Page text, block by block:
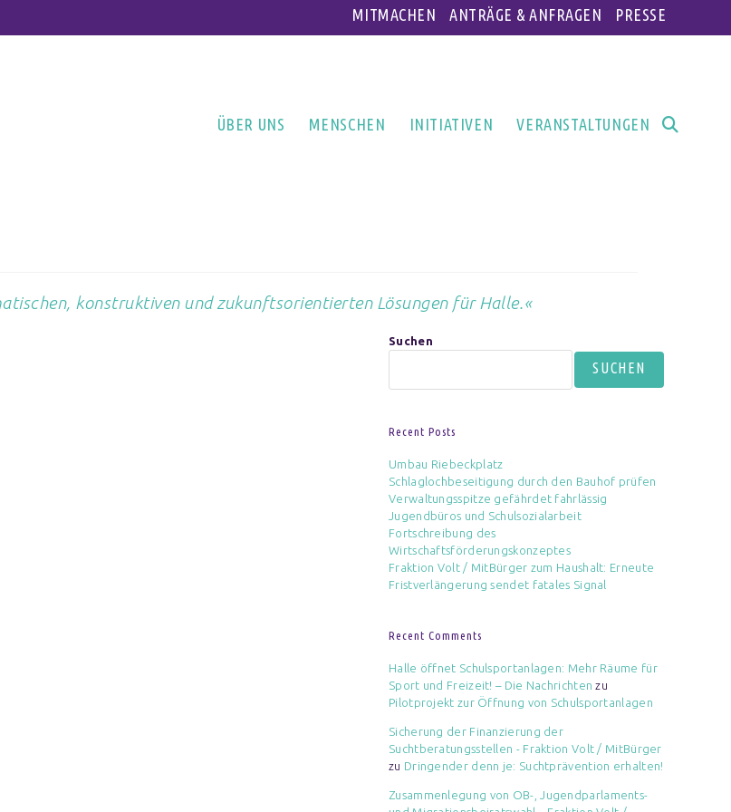
MITMACHEN ANTRÄGE & ANFRAGEN PRESSE
ÜBER UNS MENSCHEN INITIATIVEN VERANSTALTUNGEN
konstruktiven und zukunftsorientierten Lösungen für Halle.«
Suchen
SUCHEN
Recent Posts
Umbau Riebeckplatz
Schlaglochbeseitigung durch den Bauhof prüfen
Verwaltungsspitze gefährdet fahrlässig
Jugendbüros und Schulsozialarbeit
Fortschreibung des
Wirtschaftsförderungskonzeptes
Fraktion Volt / MitBürger zum Haushalt: Erneute
Fristverlängerung sendet fatales Signal
Recent Comments
Halle öffnet Schulsportanlagen: Mehr Räume für
Sport und Freizeit! – Die Nachrichten zu
Pilotprojekt zur Öffnung von Schulsportanlagen
Sicherung der Finanzierung der
Suchtberatungsstellen - Fraktion Volt / MitBürger
zu Dringender denn je: Suchtprävention erhalten!
Zusammenlegung von OB-, Jugendparlaments-